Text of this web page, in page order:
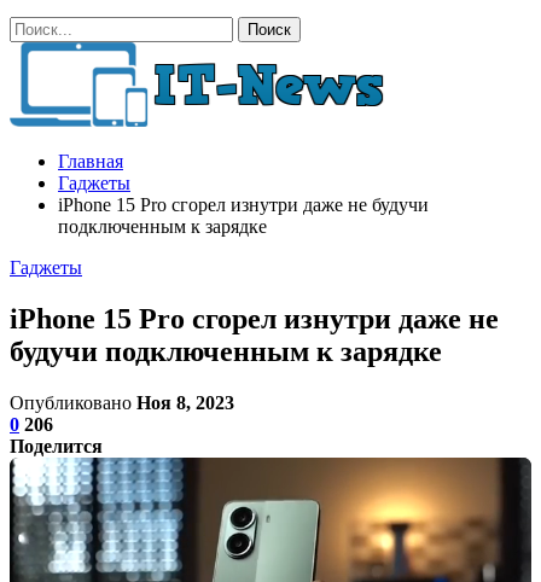
Главная
Гаджеты
iPhone 15 Pro сгорел изнутри даже не будучи
подключенным к зарядке
Гаджеты
iPhone 15 Pro сгорел изнутри даже не
будучи подключенным к зарядке
Опубликовано Ноя 8, 2023
0 206
Поделится